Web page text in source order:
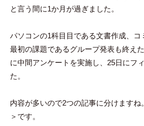
と言う間に1か月が過ぎました。
パソコンの1科目目である文書作成、コ
最初の課題であるグループ発表も終え
に中間アンケートを実施し、25日にフ
た。
内容が多いので2つの記事に分けます
＞です。